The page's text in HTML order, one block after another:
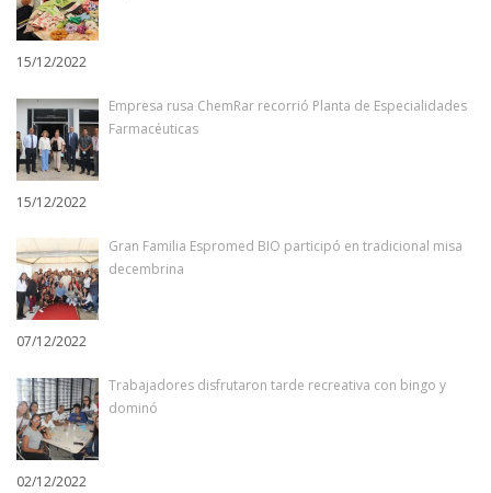
15/12/2022
Empresa rusa ChemRar recorrió Planta de Especialidades
Farmacéuticas
15/12/2022
Gran Familia Espromed BIO participó en tradicional misa
decembrina
07/12/2022
Trabajadores disfrutaron tarde recreativa con bingo y
dominó
02/12/2022